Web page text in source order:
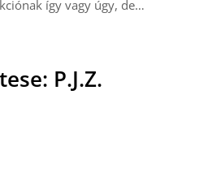
így vagy úgy, de…
P.J.Z.